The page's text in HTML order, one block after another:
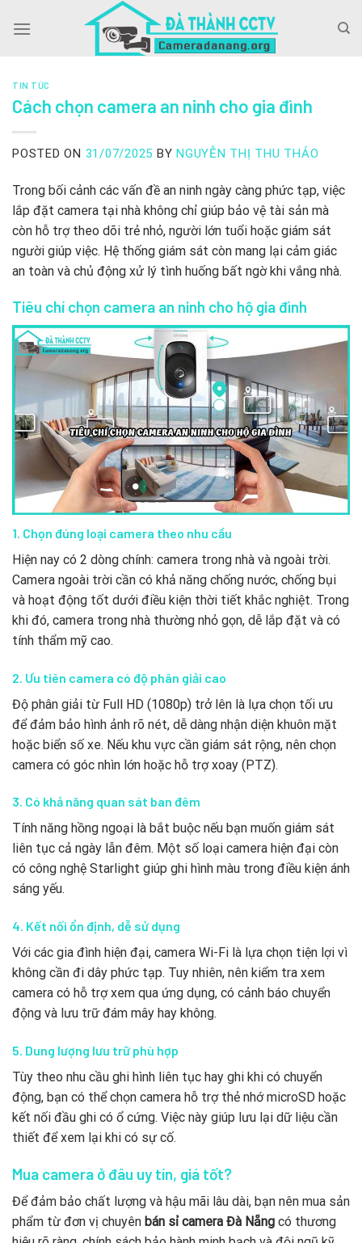
TIN TỨC
Cách chọn camera an ninh cho gia đình
POSTED ON 31/07/2025 BY NGUYỄN THỊ THU THẢO
Trong bối cảnh các vấn đề an ninh ngày càng phức tạp, việc
lắp đặt camera tại nhà không chỉ giúp bảo vệ tài sản mà
còn hỗ trợ theo dõi trẻ nhỏ, người lớn tuổi hoặc giám sát
người giúp việc. Hệ thống giám sát còn mang lại cảm giác
an toàn và chủ động xử lý tình huống bất ngờ khi vắng nhà.
Tiêu chí chọn camera an ninh cho hộ gia đình
1. Chọn đúng loại camera theo nhu cầu
Hiện nay có 2 dòng chính: camera trong nhà và ngoài trời.
Camera ngoài trời cần có khả năng chống nước, chống bụi
và hoạt động tốt dưới điều kiện thời tiết khắc nghiệt. Trong
khi đó, camera trong nhà thường nhỏ gọn, dễ lắp đặt và có
tính thẩm mỹ cao.
2. Ưu tiên camera có độ phân giải cao
Độ phân giải từ Full HD (1080p) trở lên là lựa chọn tối ưu
để đảm bảo hình ảnh rõ nét, dễ dàng nhận diện khuôn mặt
hoặc biển số xe. Nếu khu vực cần giám sát rộng, nên chọn
camera có góc nhìn lớn hoặc hỗ trợ xoay (PTZ).
3. Có khả năng quan sát ban đêm
Tính năng hồng ngoại là bắt buộc nếu bạn muốn giám sát
liên tục cả ngày lẫn đêm. Một số loại camera hiện đại còn
có công nghệ Starlight giúp ghi hình màu trong điều kiện ánh
sáng yếu.
4. Kết nối ổn định, dễ sử dụng
Với các gia đình hiện đại, camera Wi-Fi là lựa chọn tiện lợi vì
không cần đi dây phức tạp. Tuy nhiên, nên kiểm tra xem
camera có hỗ trợ xem qua ứng dụng, có cảnh báo chuyển
động và lưu trữ đám mây hay không.
5. Dung lượng lưu trữ phù hợp
Tùy theo nhu cầu ghi hình liên tục hay ghi khi có chuyển
động, bạn có thể chọn camera hỗ trợ thẻ nhớ microSD hoặc
kết nối đầu ghi có ổ cứng. Việc này giúp lưu lại dữ liệu cần
thiết để xem lại khi có sự cố.
Mua camera ở đâu uy tín, giá tốt?
Để đảm bảo chất lượng và hậu mãi lâu dài, bạn nên mua sản
phẩm từ đơn vị chuyên bán sỉ camera Đà Nẵng có thương